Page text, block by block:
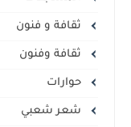
ثقافة و فنون
ثقافة وفنون
حوارات
شعر شعبي